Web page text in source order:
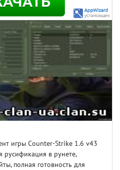
игры Counter-Strike 1.6 v43
русификация в рунете,
полная готовность для